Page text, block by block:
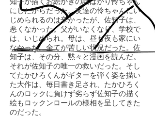
にしたからだった。友達の怜ちゃんにい
じめられるのは辛かったが、佐知子は、
悪くなかった。父がいなくなり、学校で
は、いじめられ。母は、昼も夜も家にい
なかった。全てが苦しい状況だった。佐
知子は、その分、黙々と漫画を読んだ。
それが佐知子の唯一の救いだった。そし
てたかひろくんがギターを弾く姿を描い
た大作は、毎日書き足され、たかひろく
んのロックに負けず劣らず佐知子の描く
絵もロックンロールの様相を呈してきた
のだった。